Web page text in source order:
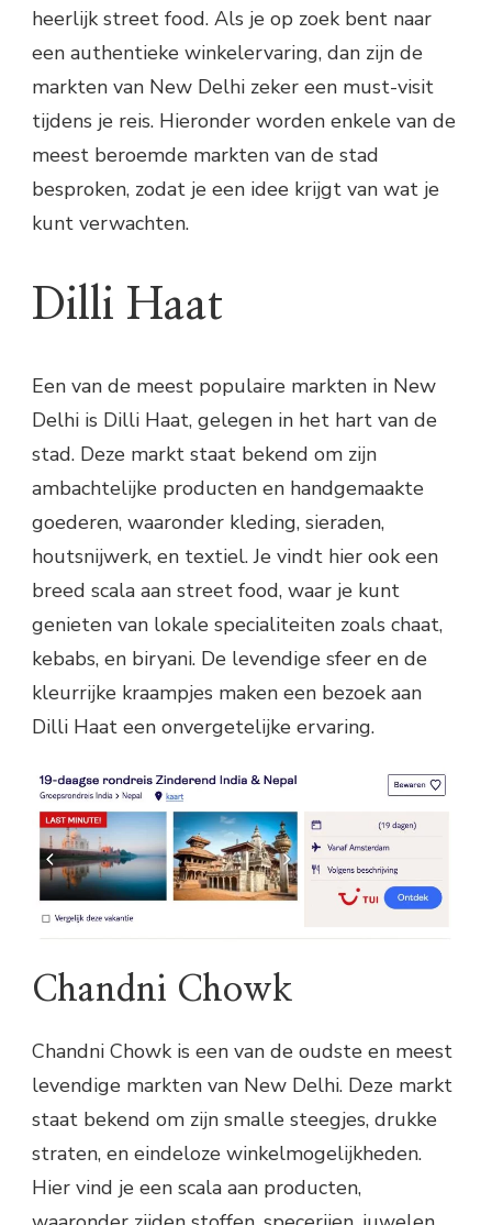
heerlijk street food. Als je op zoek bent naar
een authentieke winkelervaring, dan zijn de
markten van New Delhi zeker een must-visit
tijdens je reis. Hieronder worden enkele van de
meest beroemde markten van de stad
besproken, zodat je een idee krijgt van wat je
kunt verwachten.
Dilli Haat
Een van de meest populaire markten in New
Delhi is Dilli Haat, gelegen in het hart van de
stad. Deze markt staat bekend om zijn
ambachtelijke producten en handgemaakte
goederen, waaronder kleding, sieraden,
houtsnijwerk, en textiel. Je vindt hier ook een
breed scala aan street food, waar je kunt
genieten van lokale specialiteiten zoals chaat,
kebabs, en biryani. De levendige sfeer en de
kleurrijke kraampjes maken een bezoek aan
Dilli Haat een onvergetelijke ervaring.
Chandni Chowk
Chandni Chowk is een van de oudste en meest
levendige markten van New Delhi. Deze markt
staat bekend om zijn smalle steegjes, drukke
straten, en eindeloze winkelmogelijkheden.
Hier vind je een scala aan producten,